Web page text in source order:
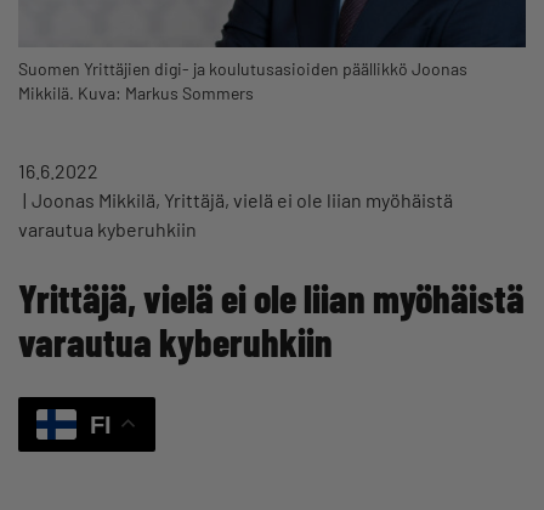
Suomen Yrittäjien digi- ja koulutusasioiden päällikkö Joonas
Mikkilä. Kuva: Markus Sommers
16.6.2022
Joonas Mikkilä, Yrittäjä, vielä ei ole liian myöhäistä
varautua kyberuhkiin
Yrittäjä, vielä ei ole liian myöhäistä
varautua kyberuhkiin
FI